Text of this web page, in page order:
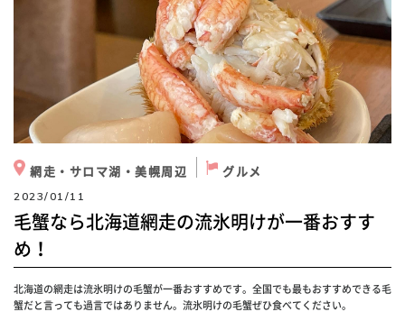
網走・サロマ湖・美幌周辺 グルメ
2023/01/11
毛蟹なら北海道網走の流氷明けが一番おすす
め！
北海道の網走は流氷明けの毛蟹が一番おすすめです。全国でも最もおすすめできる毛
蟹だと言っても過言ではありません。流氷明けの毛蟹ぜひ食べてください。